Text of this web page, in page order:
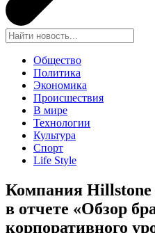
Общество
Политика
Экономика
Происшествия
В мире
Технологии
Культура
Спорт
Life Style
Компания Hillstone
в отчете «Обзор
корпоративного